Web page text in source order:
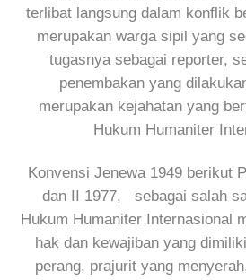
terlibat langsung dalam konflik
merupakan warga sipil yang
tugasnya sebagai reporter,
penembakan yang
merupakan kejahatan yang
Hukum Humaniter
Konvensi Jenewa 1949 berikut
dan II 1977, sebagai salah
Hukum Humaniter Internasional
hak dan kewajiban yang
perang, prajurit yang